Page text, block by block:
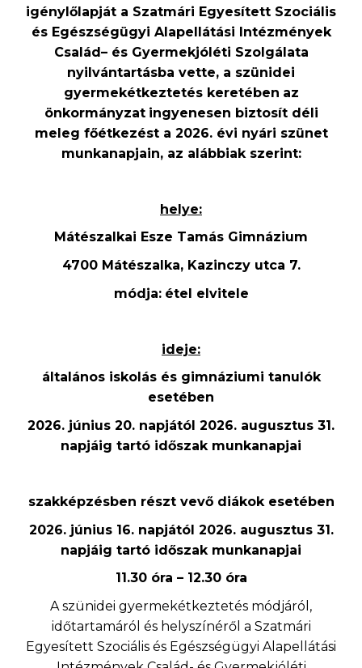
igénylőlapját a Szatmári Egyesített Szociális
és Egészségügyi Alapellátási Intézmények
Család– és Gyermekjóléti Szolgálata
nyilvántartásba vette, a szünidei
gyermekétkeztetés keretében az
önkormányzat ingyenesen biztosít déli
meleg főétkezést a 2026. évi nyári szünet
munkanapjain, az alábbiak szerint:
helye:
Mátészalkai Esze Tamás Gimnázium
4700 Mátészalka, Kazinczy utca 7.
módja: étel elvitele
ideje:
általános iskolás és gimnáziumi tanulók
esetében
2026. június 20. napjától 2026. augusztus 31.
napjáig tartó időszak munkanapjai
szakképzésben részt vevő diákok esetében
2026. június 16. napjától 2026. augusztus 31.
napjáig tartó időszak munkanapjai
1 1 .30 óra – 1 2.30óra
A szünidei gyermekétkeztetés módjáról,
időtartamáról és helyszínéről a Szatmári
Egyesített Szociális és Egészségügyi Alapellátási